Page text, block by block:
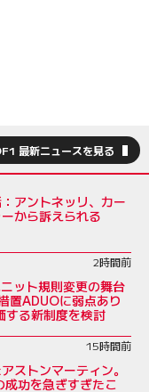
最新ニュースを見る
アントネッリ、カー
から訴えられる
2時間前
ット規則変更の舞台
置ADUOに弱点あり
する新制度を検討
15時間前
ストンマーティン。
功を急ぎすぎたこ